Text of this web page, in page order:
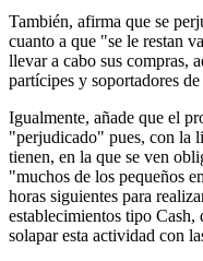
También, afirma que se
cuanto a que "se le restan
llevar a cabo sus compras,
partícipes y soportadores
Igualmente, añade que el
"perjudicado" pues, con la
tienen, en la que se ven
"muchos de los pequeños
horas siguientes para
establecimientos tipo
solapar esta actividad con